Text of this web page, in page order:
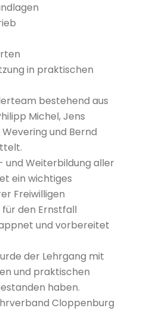
in praktischen
bestehend aus
Michel, Jens
und Bernd
und Weiterbildung aller
ein wichtiges
Freiwilligen
den Ernstfall
und vorbereitet
der Lehrgang mit
und praktischen
haben.
Cloppenburg